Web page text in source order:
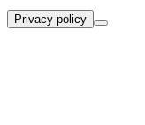
Privacy policy